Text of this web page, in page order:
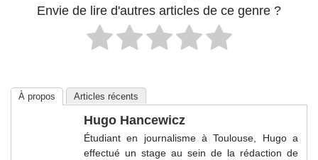
Envie de lire d'autres articles de ce genre ?
À propos Articles récents
Hugo Hancewicz
Étudiant en journalisme à Toulouse, Hugo a
effectué un stage au sein de la rédaction de